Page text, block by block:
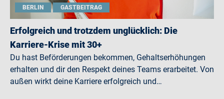
BERLIN GASTBEITRAG
Erfolgreich und trotzdem unglücklich: Die
Karriere-Krise mit 30+
Du hast Beförderungen bekommen, Gehaltserhöhungen
erhalten und dir den Respekt deines Teams erarbeitet. Von
außen wirkt deine Karriere erfolgreich und…